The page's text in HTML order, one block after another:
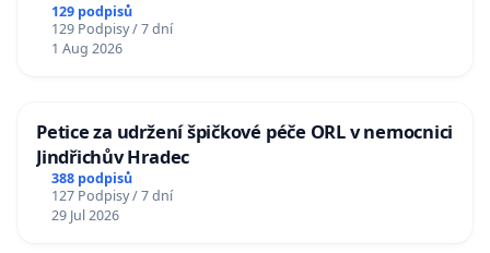
129 podpisů
129 Podpisy / 7 dní
1 Aug 2026
Petice za udržení špičkové péče ORL v nemocnici
Jindřichův Hradec
388 podpisů
127 Podpisy / 7 dní
29 Jul 2026